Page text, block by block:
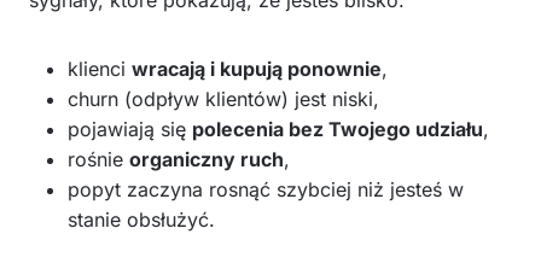
klienci wracają i kupują ponownie,
churn (odpływ klientów) jest niski,
pojawiają się polecenia bez Twojego udziału,
rośnie organiczny ruch,
popyt zaczyna rosnąć szybciej niż jesteś w
stanie obsłużyć.